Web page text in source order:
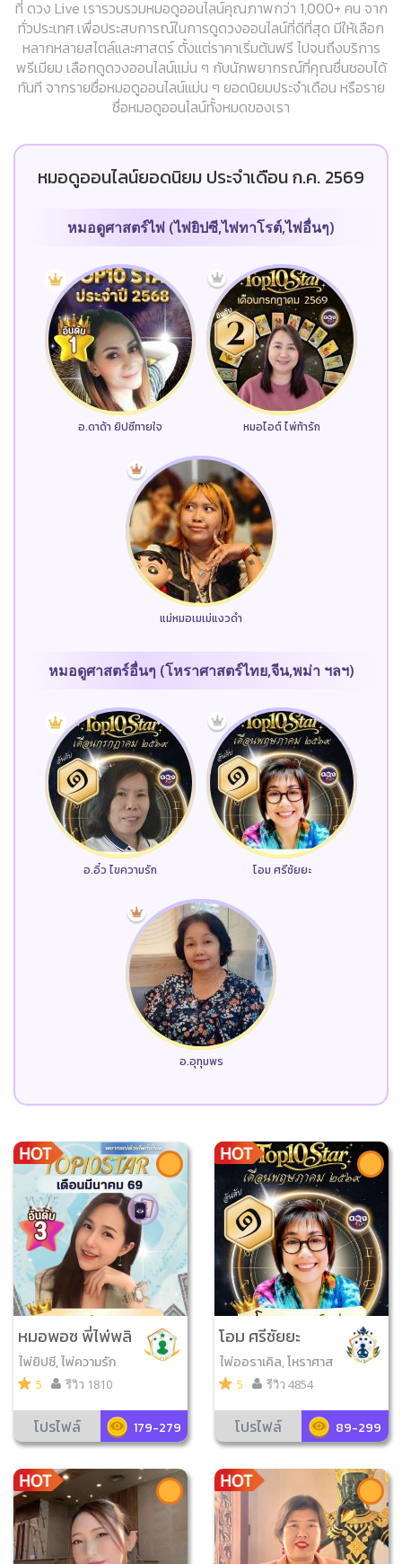
ที่ ดวง Live เรารวบรวมหมอดูออนไลน์คุณภาพกว่า 1,000+ คน จาก
ทั่วประเทศ เพื่อประสบการณ์ในการดูดวงออนไลน์ที่ดีที่สุด มีให้เลือก
หลากหลายสไตล์และศาสตร์ ตั้งแต่ราคาเริ่มต้นฟรี ไปจนถึงบริการ
พรีเมียม เลือกดูดวงออนไลน์แม่น ๆ กับนักพยากรณ์ที่คุณชื่นชอบได้
ทันที จากรายชื่อหมอดูออนไลน์แม่น ๆ ยอดนิยมประจำเดือน หรือราย
ชื่อหมอดูออนไลน์ทั้งหมดของเรา
หมอดูออนไลน์ยอดนิยม ประจำเดือน ก.ค. 2569
หมอดูศาสตร์ไพ่ (ไพ่ยิปซี,ไพ่ทาโรต์,ไพ่อื่นๆ)
อ.ดาด้า ยิปซีทายใจ หมอไอต์ ไพ่ท้ารัก
แม่หมอเมเม่แงวดำ
หมอดูศาสตร์อื่นๆ (โหราศาสตร์ไทย,จีน,พม่า ฯลฯ)
อ.อิ๋ว ไขความรัก โอม ศรีชัยยะ
อ.อุทุมพร
หมอพอช พี่ไพ่พลิ
กเกม
ไพ่ยิปซี, ไพ่ความรัก
5 รีวิว 1810
โปรไฟล์ 179-279
โอม ศรีชัยยะ
ไพ่ออราเคิล, โหราศาส
ตร์พม่า, ไพ่ความรัก, ไพ่
5 รีวิว 4854
โปรไฟล์ 89-299